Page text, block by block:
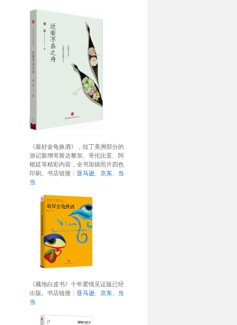
《最好金龟换酒》，拉丁美洲部分的
游记新增哥斯达黎加、哥伦比亚、阿
根廷等精彩内容，全书加插照片四色
印刷。书店链接： 亚马逊 京东
当
当
《藏地白皮书》十年爱情见证版已经
出版。书店链接： 亚马逊 京东
当
当